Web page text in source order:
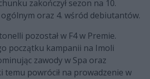
zakończył sezon na 10.
oraz 4. wśród debiutantów.
pozostał w F4 w Premie.
początku kampanii na Imoli
zawody w Spa oraz
temu powrócił na prowadzenie w